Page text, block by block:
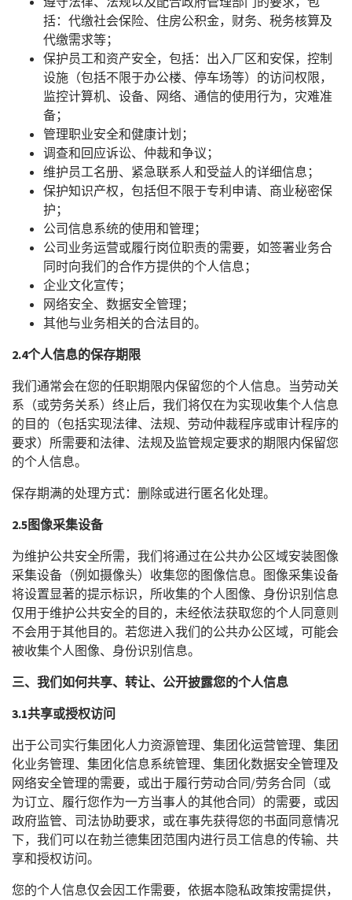
括：代缴社会保险、住房公积金，财务、税务核算及
代缴需求等；
保护员工和资产安全，包括：出入厂区和安保，控制
设施（包括不限于办公楼、停车场等）的访问权限，
监控计算机、设备、网络、通信的使用行为，灾难准
备；
管理职业安全和健康计划；
调查和回应诉讼、仲裁和争议；
维护员工名册、紧急联系人和受益人的详细信息；
保护知识产权，包括但不限于专利申请、商业秘密保
护；
公司信息系统的使用和管理；
公司业务运营或履行岗位职责的需要，如签署业务合
同时向我们的合作方提供的个人信息；
企业文化宣传；
网络安全、数据安全管理；
其他与业务相关的合法目的。
2.4个人信息的保存期限
我们通常会在您的任职期限内保留您的个人信息。当劳动关
系（或劳务关系）终止后，我们将仅在为实现收集个人信息
的目的（包括实现法律、法规、劳动仲裁程序或审计程序的
要求）所需要和法律、法规及监管规定要求的期限内保留您
的个人信息。
保存期满的处理方式：删除或进行匿名化处理。
2.5图像采集设备
为维护公共安全所需，我们将通过在公共办公区域安装图像
采集设备（例如摄像头）收集您的图像信息。图像采集设备
将设置显著的提示标识，所收集的个人图像、身份识别信息
仅用于维护公共安全的目的，未经依法获取您的个人同意则
不会用于其他目的。若您进入我们的公共办公区域，可能会
被收集个人图像、身份识别信息。
三、我们如何共享、转让、公开披露您的个人信息
3.1共享或授权访问
出于公司实行集团化人力资源管理、集团化运营管理、集团
化业务管理、集团化信息系统管理、集团化数据安全管理及
网络安全管理的需要，或出于履行劳动合同/劳务合同（或
为订立、履行您作为一方当事人的其他合同）的需要，或因
政府监管、司法协助要求，或在事先获得您的书面同意情况
下，我们可以在勃兰德集团范围内进行员工信息的传输、共
享和授权访问。
您的个人信息仅会因工作需要，依据本隐私政策按需提供，